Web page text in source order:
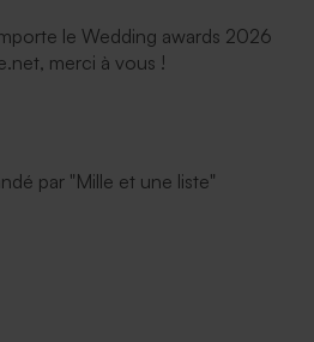
le Wedding awards 2026
merci à vous !
par "Mille et une liste"